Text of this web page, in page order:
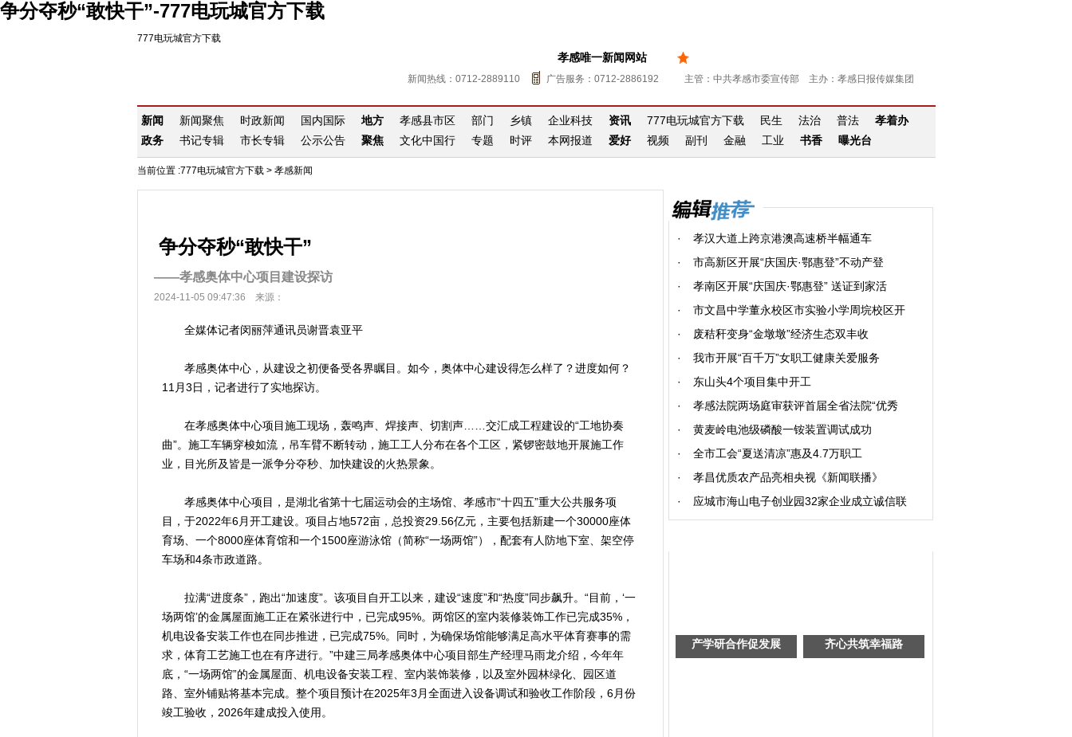
争分夺秒“敢快干”-777电玩城官方下载
777电玩城官方下载
孝感唯一新闻网站
新闻热线：0712-2889110 广告服务：0712-2886192 主管：中共孝感市委宣传部 主办：孝感日报传媒集团
新闻 新闻聚焦 时政新闻 国内国际 地方 孝感县市区 部门 乡镇 企业科技 资讯 777电玩城官方下载 民生 法治 普法
孝着办
政务
书记专辑 市长专辑 公示公告 聚焦 文化中国行 专题 时评 本网报道 爱好 视频 副刊 金融 工业 书香 曝光台
当前位置 :777电玩城官方下载 > 孝感新闻
争分夺秒“敢快干”
——孝感奥体中心项目建设探访
2024-11-05 09:47:36 来源：
全媒体记者闵丽萍通讯员谢晋袁亚平
孝感奥体中心，从建设之初便备受各界瞩目。如今，奥体中心建设得怎么样了？进度如何？
11月3日，记者进行了实地探访。
在孝感奥体中心项目施工现场，轰鸣声、焊接声、切割声……交汇成工程建设的“工地协奏
曲”。施工车辆穿梭如流，吊车臂不断转动，施工工人分布在各个工区，紧锣密鼓地开展施工作
业，目光所及皆是一派争分夺秒、加快建设的火热景象。
孝感奥体中心项目，是湖北省第十七届运动会的主场馆、孝感市“十四五”重大公共服务项
目，于2022年6月开工建设。项目占地572亩，总投资29.56亿元，主要包括新建一个30000座体
育场、一个8000座体育馆和一个1500座游泳馆（简称“一场两馆”），配套有人防地下室、架空停
车场和4条市政道路。
拉满“进度条”，跑出“加速度”。该项目自开工以来，建设“速度”和“热度”同步飙升。“目前，‘一
场两馆’的金属屋面施工正在紧张进行中，已完成95%。两馆区的室内装修装饰工作已完成35%，
机电设备安装工作也在同步推进，已完成75%。同时，为确保场馆能够满足高水平体育赛事的需
求，体育工艺施工也在有序进行。”中建三局孝感奥体中心项目部生产经理马雨龙介绍，今年年
底，“一场两馆”的金属屋面、机电设备安装工程、室内装饰装修，以及室外园林绿化、园区道
路、室外铺贴将基本完成。整个项目预计在2025年3月全面进入设备调试和验收工作阶段，6月份
竣工验收，2026年建成投入使用。
·
孝汉大道上跨京港澳高速桥半幅通车
·
市高新区开展“庆国庆·鄂惠登”不动产登
·
孝南区开展“庆国庆·鄂惠登” 送证到家活
·
市文昌中学董永校区市实验小学周垸校区开
·
废秸秆变身“金墩墩”经济生态双丰收
·
我市开展“百千万”女职工健康关爱服务
·
东山头4个项目集中开工
·
孝感法院两场庭审获评首届全省法院“优秀
·
黄麦岭电池级磷酸一铵装置调试成功
·
全市工会“夏送清凉”惠及4.7万职工
·
孝昌优质农产品亮相央视《新闻联播》
·
应城市海山电子创业园32家企业成立诚信联
产学研合作促发展 齐心共筑幸福路